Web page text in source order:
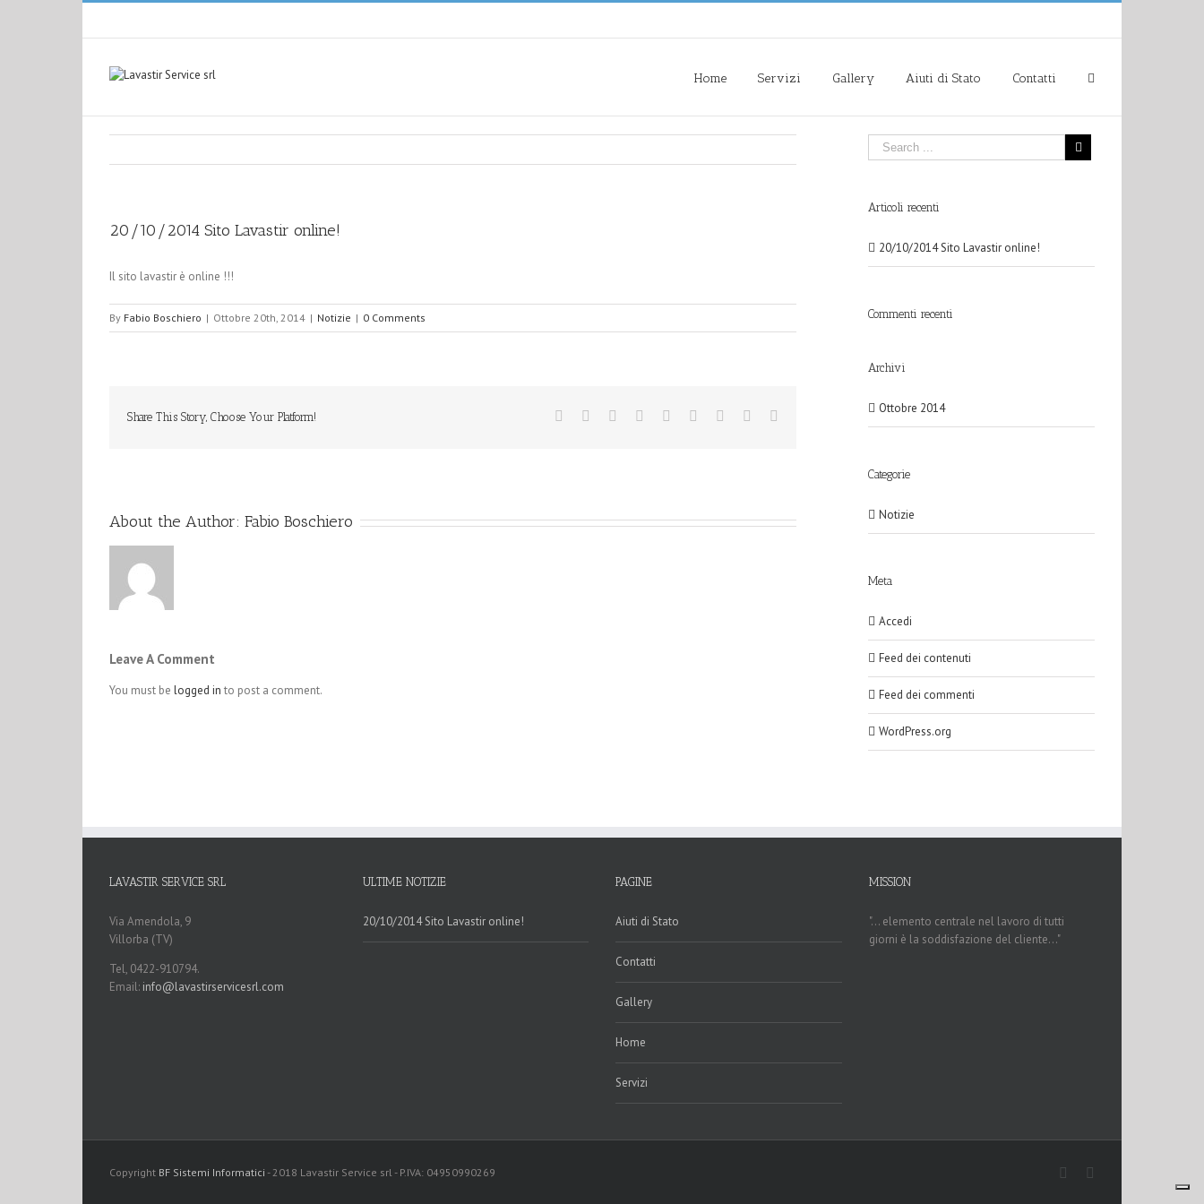
Home Servizi Gallery Aiuti di Stato Contatti
20/10/2014 Sito Lavastir online!
Il sito lavastir è online !!!
By Fabio Boschiero | Ottobre 20th, 2014 | Notizie | 0 Comments
Share This Story, Choose Your Platform!
About the Author: Fabio Boschiero
Leave A Comment
You must be logged in to post a comment.
Articoli recenti
20/10/2014 Sito Lavastir online!
Commenti recenti
Archivi
Ottobre 2014
Categorie
Notizie
Meta
Accedi
Feed dei contenuti
Feed dei commenti
WordPress.org
LAVASTIR SERVICE SRL
Via Amendola, 9
Villorba (TV)
Tel, 0422-910794.
Email: info@lavastirservicesrl.com
ULTIME NOTIZIE
20/10/2014 Sito Lavastir online!
PAGINE
Aiuti di Stato
Contatti
Gallery
Home
Servizi
MISSION
"... elemento centrale nel lavoro di tutti
giorni è la soddisfazione del cliente..."
Copyright BF Sistemi Informatici - 2018 Lavastir Service srl - P.IVA: 04950990269